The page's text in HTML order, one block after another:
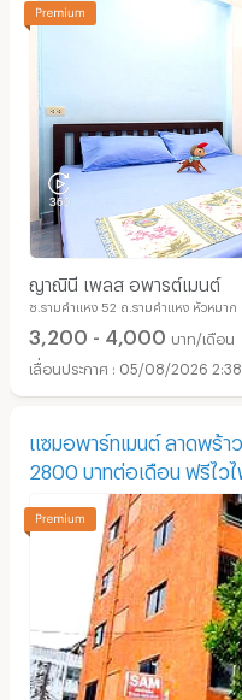
ญาณินี เพลส อพารต์เมนต์
ซ.รามคำแหง 52 ถ.รามคำแหง หัวหมาก
3,200 - 4,000 บาท/เดือน
05/08/2026 2:38
แซมอพาร์ทเมนต์ ลาดพร้
2800 บาทต่อเดือน ฟรีไว